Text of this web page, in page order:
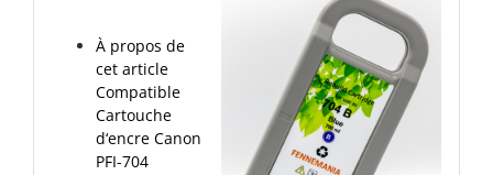
À propos de
cet article
Compatible
Cartouche
d‘encre Canon
PFI-704